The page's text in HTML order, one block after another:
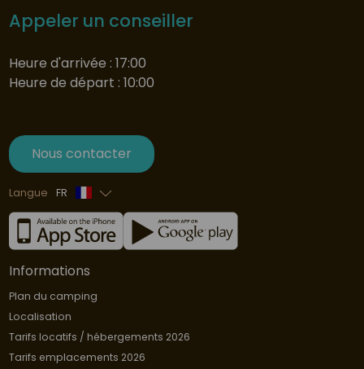
Appeler un conseiller
Heure d'arrivée : 17:00
Heure de départ : 10:00
Nous contacter
Langue FR
Anglais
Informations
Plan du camping
Localisation
Tarifs locatifs / hébergements 2026
Tarifs emplacements 2026